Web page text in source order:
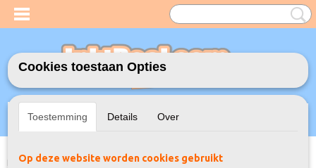
Inloggen Registreren
UW WINKELWAGEN
Home>Model Printer>LC-422 Inktcartridges voor Brother
Cookies toestaan Opties
Toestemming Details Over
Op deze website worden cookies gebruikt